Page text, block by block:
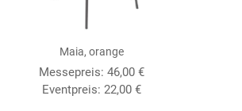
Maia, orange
Messepreis: 46,00 €
Eventpreis: 22,00 €